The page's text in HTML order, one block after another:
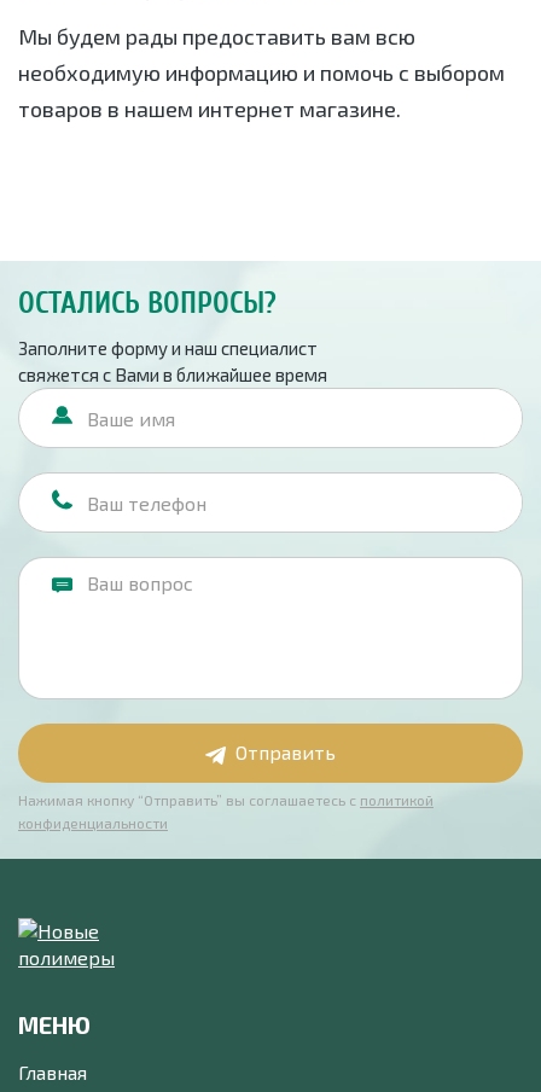
Мы будем рады предоставить вам всю
необходимую информацию и помочь с выбором
товаров в нашем интернет магазине.
ОСТАЛИСЬ ВОПРОСЫ?
Заполните форму и наш специалист
свяжется с Вами в ближайшее время
Отправить
Нажимая кнопку “Отправить” вы соглашаетесь с политикой
конфиденциальности
МЕНЮ
Главная